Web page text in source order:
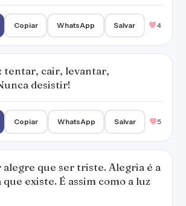
Copiar WhatsApp Salvar 4
tentar, cair, levantar,
desistir!
Copiar WhatsApp Salvar 5
que ser triste. Alegria é a
existe. É assim como a luz